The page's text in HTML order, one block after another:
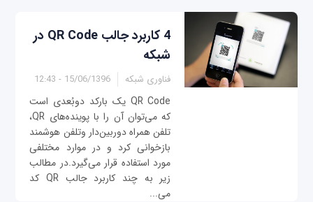
4 کاربرد جالب QR Code در
شبکه
فناوری شبکه 15/06/1396 - 12:43
QR Code یک بارکد دوبُعدی است
که می‌توان آن را با پوینده‌های QR،
تلفن همراه دوربین‌دار وتلفن هوشمند
بازخوانی کرد و در موارد مختلفی
مورد استفاده قرار می‌گیرد.در مطالب
زیر به چند کاربرد جالب QR کد
می‌...